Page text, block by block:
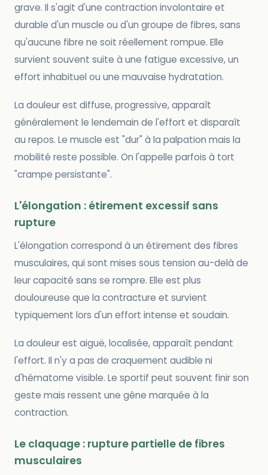
grave. Il s'agit d'une contraction involontaire et
durable d'un muscle ou d'un groupe de fibres, sans
qu'aucune fibre ne soit réellement rompue. Elle
survient souvent suite à une fatigue excessive, un
effort inhabituel ou une mauvaise hydratation.
La douleur est diffuse, progressive, apparaît
généralement le lendemain de l'effort et disparaît
au repos. Le muscle est "dur" à la palpation mais la
mobilité reste possible. On l'appelle parfois à tort
"crampe persistante".
L'élongation : étirement excessif sans
rupture
L'élongation correspond à un étirement des fibres
musculaires, qui sont mises sous tension au-delà de
leur capacité sans se rompre. Elle est plus
douloureuse que la contracture et survient
typiquement lors d'un effort intense et soudain.
La douleur est aiguë, localisée, apparaît pendant
l'effort. Il n'y a pas de craquement audible ni
d'hématome visible. Le sportif peut souvent finir son
geste mais ressent une gêne marquée à la
contraction.
Le claquage : rupture partielle de fibres
musculaires